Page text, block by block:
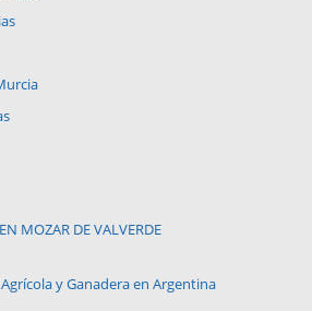
MOZAR DE VALVERDE
y Ganadera en Argentina